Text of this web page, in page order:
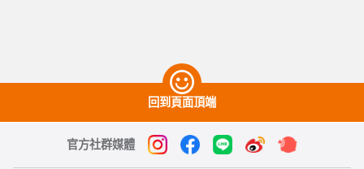
回到頁面頂端
官方社群媒體